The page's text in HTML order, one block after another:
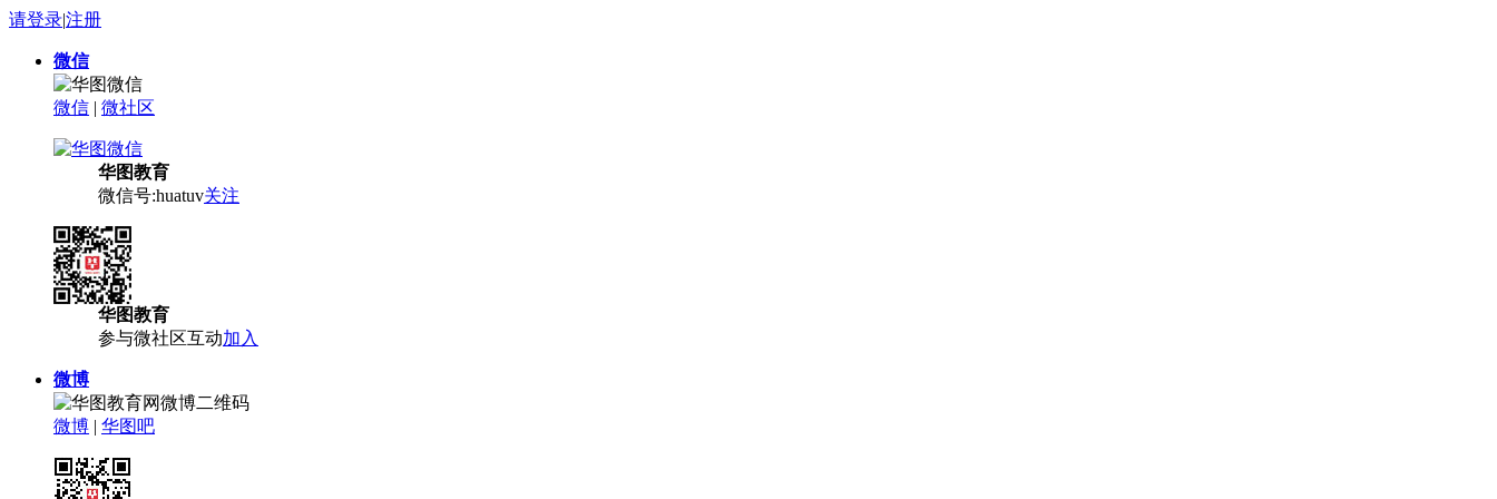
请登录|注册
微信
微信 | 微社区
华图教育
微信号:huatuv关注
华图教育
参与微社区互动加入
微博
微博 | 华图吧